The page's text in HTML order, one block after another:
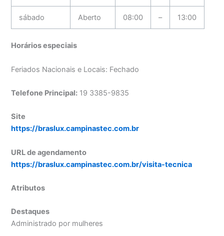
sábado Aberto 08:00 – 13:00
Horários especiais
Feriados Nacionais e Locais: Fechado
Telefone Principal: 19 3385-9835
Site
https://braslux.campinastec.com.br
URL de agendamento
https://braslux.campinastec.com.br/visita-tecnica
Atributos
Destaques
Administrado por mulheres